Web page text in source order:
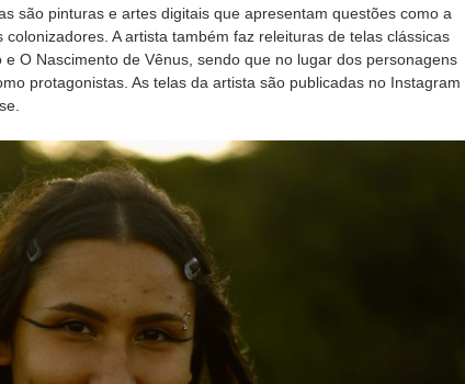
são pinturas e artes digitais que apresentam questões como a
A artista também faz releituras de telas clássicas
O Nascimento de Vênus, sendo que no lugar dos personagens
protagonistas. As telas da artista são publicadas no Instagram